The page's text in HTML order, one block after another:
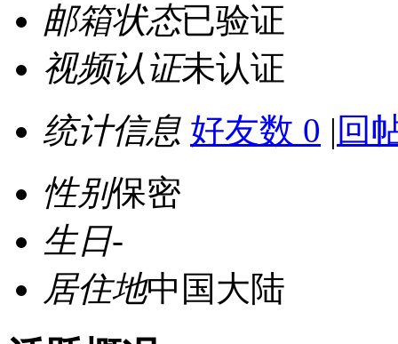
邮箱状态已验证
视频认证未认证
统计信息 好友数 0 | 回
性别保密
生日-
居住地中国大陆